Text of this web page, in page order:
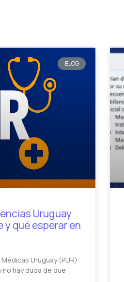
BLOG
Uruguay
qué esperar en
Uruguay (PUR)
hay duda de que